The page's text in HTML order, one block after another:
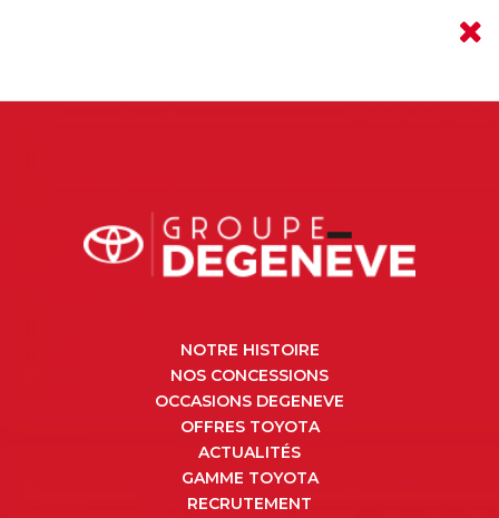
NOTRE HISTOIRE
NOS CONCESSIONS
OCCASIONS DEGENEVE
OFFRES TOYOTA
ACTUALITÉS
GAMME TOYOTA
RECRUTEMENT